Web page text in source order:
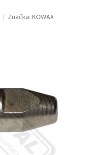
Značka: KOWAX